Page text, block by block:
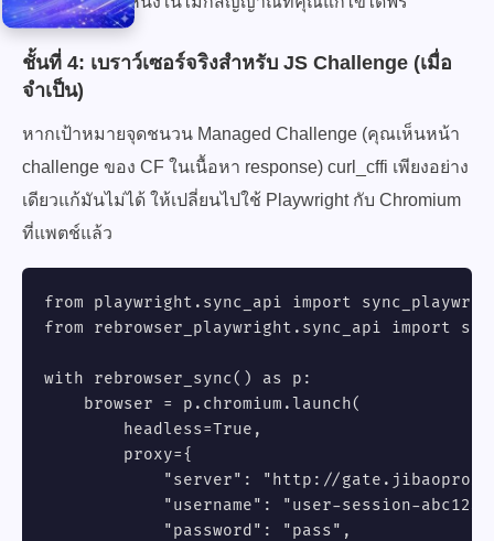
ชั้นที่ 4: เบราว์เซอร์จริงสำหรับ JS Challenge (เมื่อ
จำเป็น)
หากเป้าหมายจุดชนวน Managed Challenge (คุณเห็นหน้า
challenge ของ CF ในเนื้อหา response) curl_cffi เพียงอย่าง
เดียวแก้มันไม่ได้ ให้เปลี่ยนไปใช้ Playwright กับ Chromium
ที่แพตช์แล้ว
from playwright.sync_api import
from rebrowser_playwright.sync_api import
with rebrowser_sync() as p:
    browser = p.chromium.launch(
        headless=True,
        proxy={
"server": "http://
"username": "user-session-
            "password": "pass",